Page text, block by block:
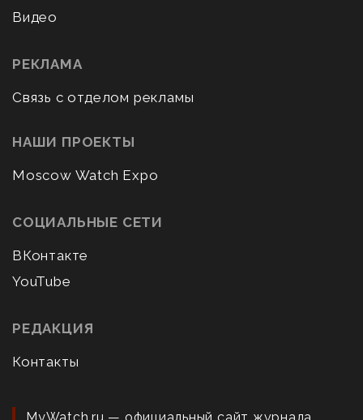
Видео
РЕКЛАМА
Связь с отделом рекламы
НАШИ ПРОЕКТЫ
Moscow Watch Expo
СОЦИАЛЬНЫЕ СЕТИ
ВКонтакте
YouTube
РЕДАКЦИЯ
Контакты
MyWatch.ru — официальный сайт журнала